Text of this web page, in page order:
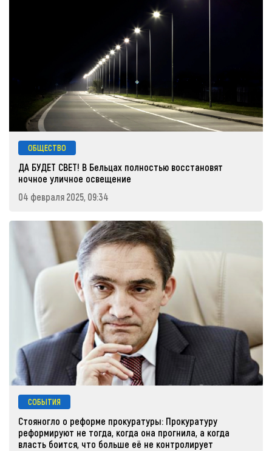
ОБЩЕСТВО
ДА БУДЕТ СВЕТ! В Бельцах полностью восстановят
ночное уличное освещение
04 февраля 2025, 09:34
СОБЫТИЯ
Стояногло о реформе прокуратуры: Прокуратуру
реформируют не тогда, когда она прогнила, а когда
власть боится, что больше её не контролирует